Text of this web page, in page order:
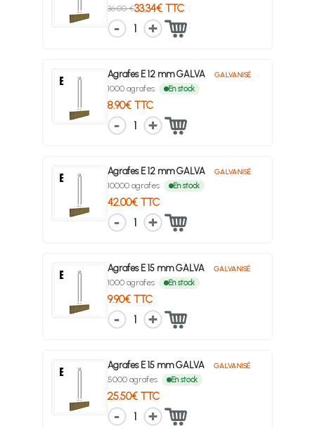
36.00 €33.34€ TTC
1
Agrafes E 12 mm GALVA GALVANISÉ
1000 agrafes En stock
8.90€ TTC
1
Agrafes E 12 mm GALVA GALVANISÉ
10000 agrafes En stock
42.00€ TTC
1
Agrafes E 15 mm GALVA GALVANISÉ
1000 agrafes En stock
9.90€ TTC
1
Agrafes E 15 mm GALVA GALVANISÉ
5000 agrafes En stock
25.50€ TTC
1